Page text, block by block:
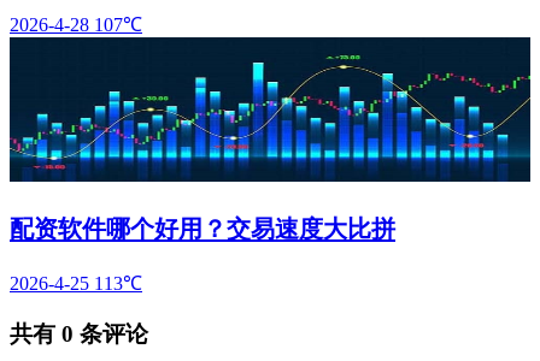
2026-4-28 107℃
配资软件哪个好用？交易速度大比拼
2026-4-25 113℃
共有 0 条评论